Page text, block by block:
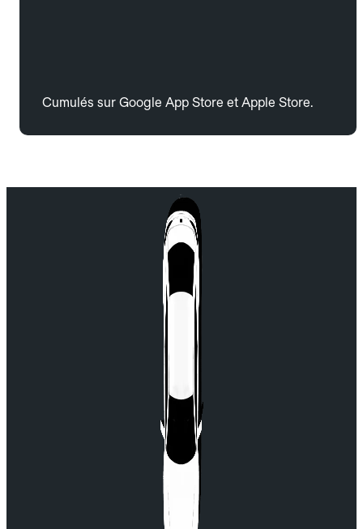
Cumulés sur Google App Store et Apple Store.